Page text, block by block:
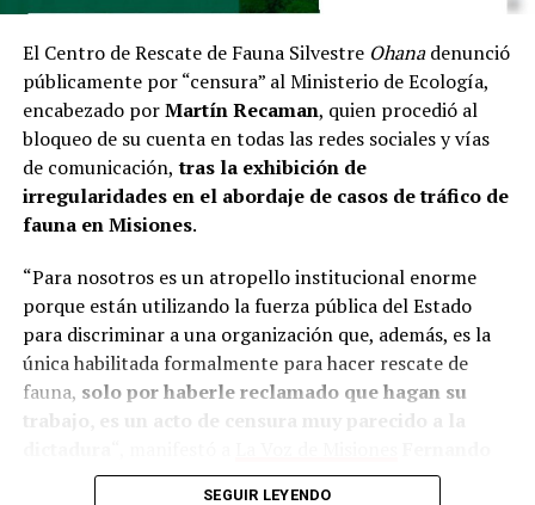
El Centro de Rescate de Fauna SilvestreOhanadenunció
públicamente por “censura” al Ministerio de Ecología,
encabezado porMartín Recaman, quien procedió al
bloqueo de su cuenta en todas las redes sociales y vías
de comunicación, tras la exhibición de
irregularidades en el abordaje de casos de tráfico de
fauna en Misiones.
“Para nosotros es un atropello institucional enorme
porque están utilizando la fuerza pública del Estado
para discriminar a una organización que, además, es la
única habilitada formalmente para hacer rescate de
fauna, solo por haberle reclamado que hagan su
trabajo, es un acto de censura muy parecido a la
director del Centro de Conservación y Rescate
SEGUIR LEYENDO